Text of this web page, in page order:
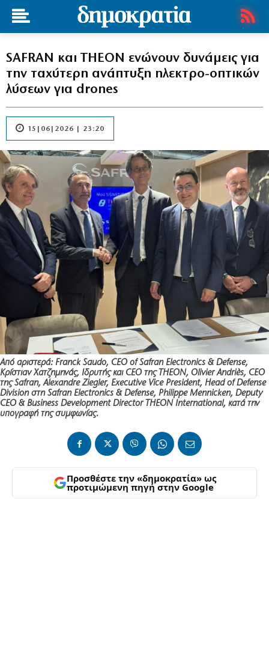
SAFRAN και THEON ενώνουν δυνάμεις για
την ταχύτερη ανάπτυξη ηλεκτρο-οπτικών
λύσεων για drones
15|06|2026 | 23:20
Από αριστερά: Franck Saudo, CEO of Safran Electronics & Defense,
Κρίστιαν Χατζημηνάς, Ιδρυτής και CEO της THEON, Olivier Andriès, CEO
της Safran, Alexandre Ziegler, Executive Vice President, Head of Defense
Division στη Safran Electronics & Defense, Philippe Mennicken, Deputy
CEO & Business Development Director THEON International, κατά την
υπογραφή της συμφωνίας.
Προσθέστε την «δημοκρατία» ως
προτιμώμενη πηγή στην Google